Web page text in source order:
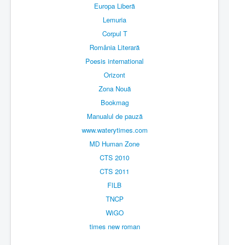
Europa Liberă
Lemuria
Corpul T
România Literară
Poesis international
Orizont
Zona Nouă
Bookmag
Manualul de pauză
www.waterytimes.com
MD Human Zone
CTS 2010
CTS 2011
FILB
TNCP
WiGO
times new roman